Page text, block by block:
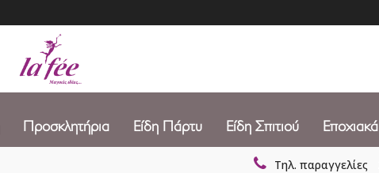
Προσκλητήρια Είδη Πάρτυ Είδη Σπιτιού Εποχιακά
Τηλ. παραγγελίες